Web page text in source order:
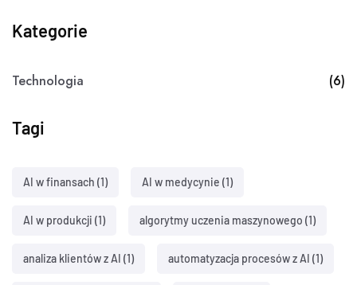
Kategorie
Technologia (6)
Tagi
AI w finansach (1) AI w medycynie (1)
AI w produkcji (1) algorytmy uczenia maszynowego (1)
analiza klientów z AI (1) automatyzacja procesów z AI (1)